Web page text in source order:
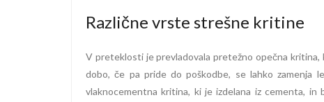
Različne vrste strešne kritine
V preteklosti je prevladovala pretežno opečna kritina,
dobo, če pa pride do poškodbe, se lahko zamenja
vlaknocementna kritina, ki je izdelana iz cementa,